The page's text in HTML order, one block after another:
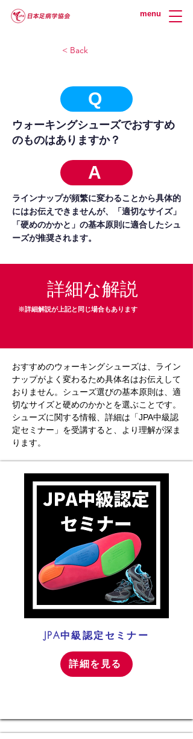
menu
< Back
Q
ウォーキングシューズでおすすめ
のものはありますか？
A
ラインナップが頻繁に変わることから具体的
にはお伝えできませんが、「適切なサイズ」
「硬めのかかと」の基本原則に適合したシュ
ーズが推奨されます。
詳細な解説
※詳細解説が上記と同じ場合もあります
おすすめのウォーキングシューズは、ライン
ナップがよく変わるため具体名はお伝えして
おりません。シューズ選びの基本原則は、適
切なサイズと硬めのかかとを選ぶことです。
シューズに関する情報、詳細は「JPA中級認
定セミナー」を受講すると、より理解が深ま
ります。
JPA中級認定セミナー
詳細を見る